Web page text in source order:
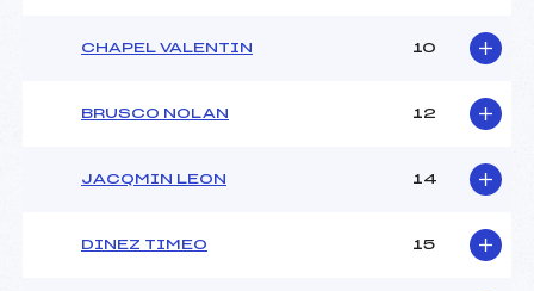
CHAPEL VALENTIN 10
BRUSCO NOLAN 12
JACQMIN LEON 14
DINEZ TIMEO 15